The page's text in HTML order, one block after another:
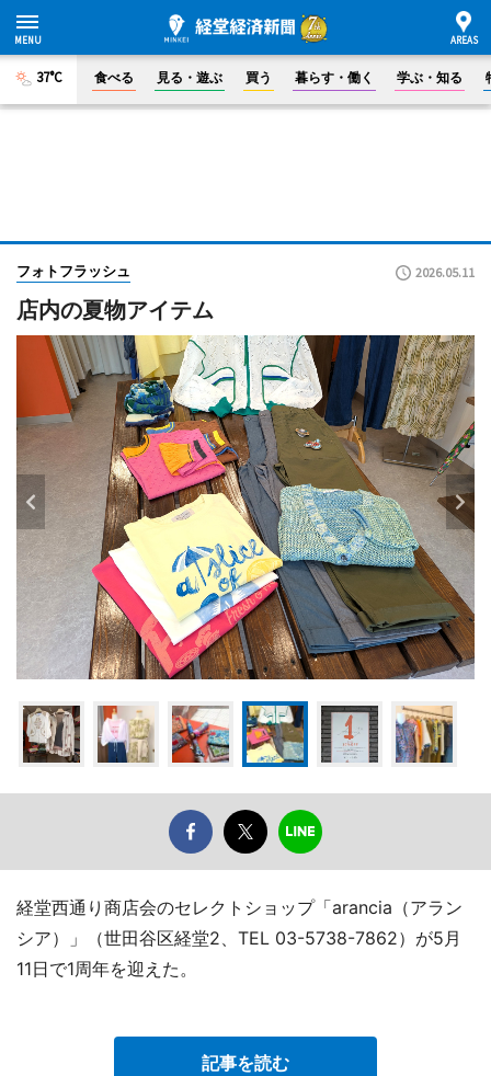
37°C 食べる 見る・遊ぶ 買う 暮らす・働く 学ぶ・知る
フォトフラッシュ 2026.05.11
店内の夏物アイテム
経堂西通り商店会のセレクトショップ「arancia（アラン
シア）」（世田谷区経堂2、TEL 03-5738-7862）が5月
11日で1周年を迎えた。
記事を読む